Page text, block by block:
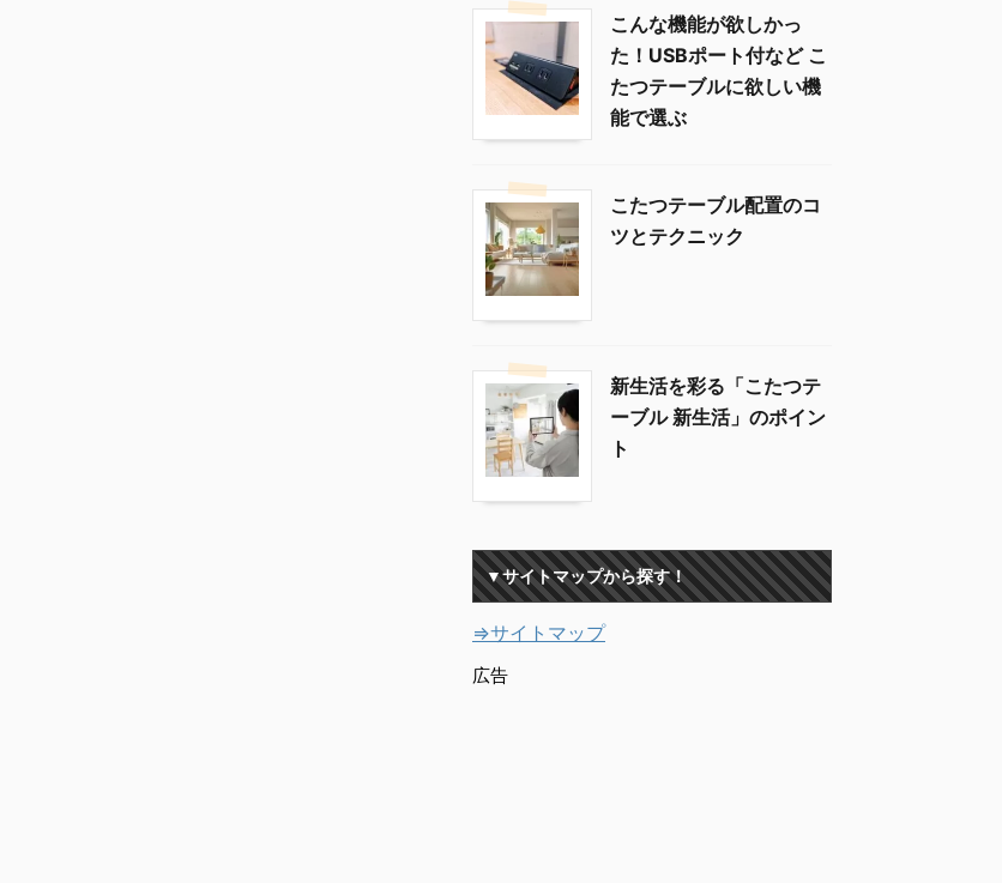
こんな機能が欲しかっ
た！USBポート付など こ
たつテーブルに欲しい機
能で選ぶ
こたつテーブル配置のコ
ツとテクニック
新生活を彩る「こたつテ
ーブル 新生活」のポイン
ト
▼サイトマップから探す！
⇒サイトマップ
広告